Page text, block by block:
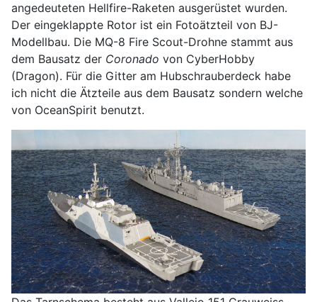
angedeuteten Hellfire-Raketen ausgerüstet wurden.
Der eingeklappte Rotor ist ein Fotoätzteil von BJ-
Modellbau. Die MQ-8 Fire Scout-Drohne stammt aus
dem Bausatz der Coronado von CyberHobby
(Dragon). Für die Gitter am Hubschrauberdeck habe
ich nicht die Ätzteile aus dem Bausatz sondern welche
von OceanSpirit benutzt.